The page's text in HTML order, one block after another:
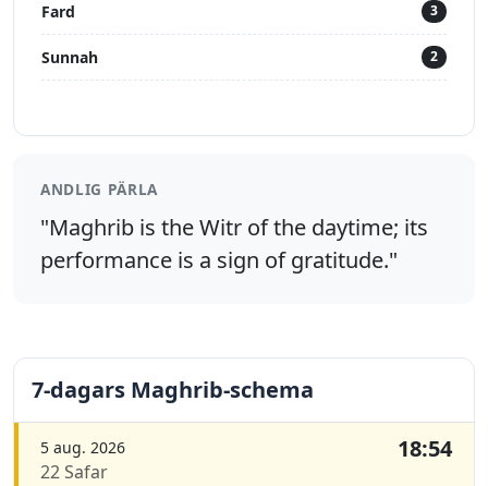
Fard 3
Sunnah 2
ANDLIG PÄRLA
"Maghrib is the Witr of the daytime; its
performance is a sign of gratitude."
7-dagars Maghrib-schema
5 aug. 2026
22 Safar
18:54